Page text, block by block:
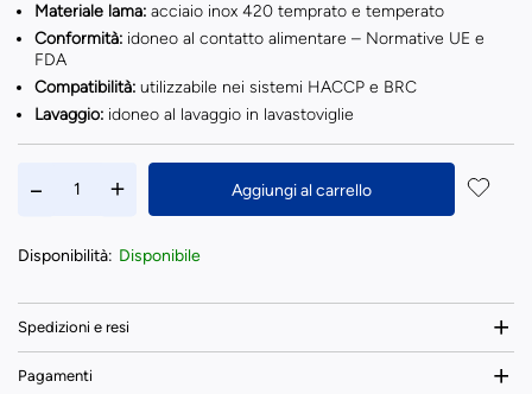
Materiale lama: acciaio inox 420 temprato e temperato
Conformità: idoneo al contatto alimentare – Normative UE e
FDA
Compatibilità: utilizzabile nei sistemi HACCP e BRC
Lavaggio: idoneo al lavaggio in lavastoviglie
Aggiungi al carrello
Disponibilità: Disponibile
Spedizioni e resi
Pagamenti